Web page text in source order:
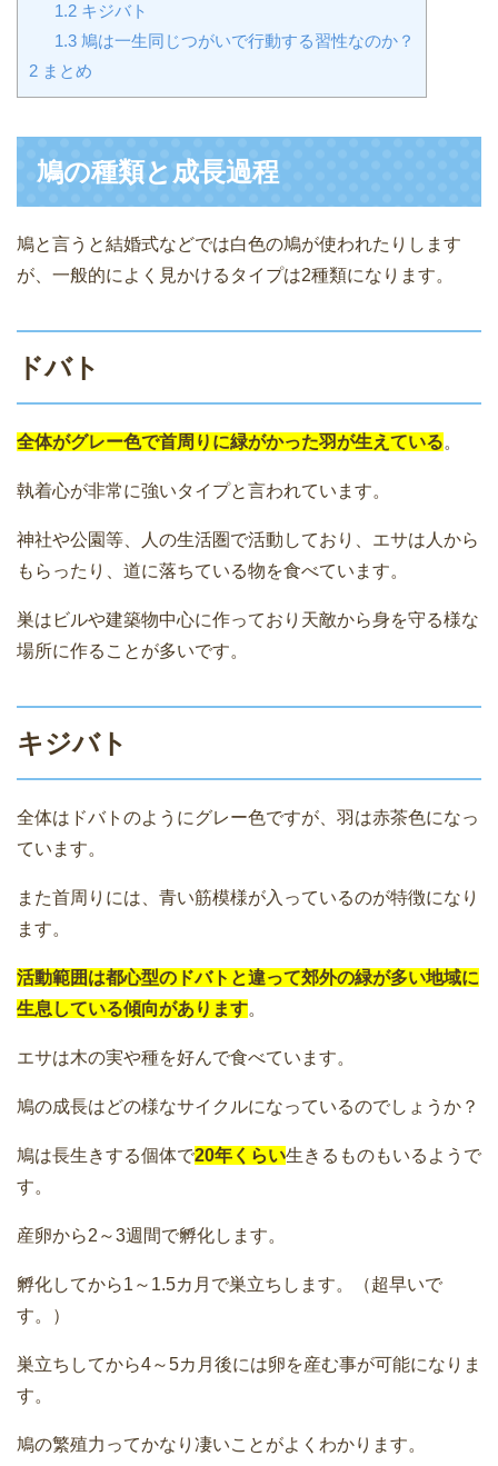
1.2キジバト
1.3鳩は一生同じつがいで行動する習性なのか？
2 まとめ
鳩の種類と成長過程
鳩と言うと結婚式などでは白色の鳩が使われたりします
が、一般的によく見かけるタイプは2種類になります。
ドバト
全体がグレー色で首周りに緑がかった羽が生えている。
執着心が非常に強いタイプと言われています。
神社や公園等、人の生活圏で活動しており、エサは人から
もらったり、道に落ちている物を食べています。
巣はビルや建築物中心に作っており天敵から身を守る様な
場所に作ることが多いです。
キジバト
全体はドバトのようにグレー色ですが、羽は赤茶色になっ
ています。
また首周りには、青い筋模様が入っているのが特徴になり
ます。
活動範囲は都心型のドバトと違って郊外の緑が多い地域に
生息している傾向があります。
エサは木の実や種を好んで食べています。
鳩の成長はどの様なサイクルになっているのでしょうか？
鳩は長生きする個体で20年くらい生きるものもいるようで
す。
産卵から2～3週間で孵化します。
孵化してから1～1.5カ月で巣立ちします。（超早いで
す。）
巣立ちしてから4～5カ月後には卵を産む事が可能になりま
す。
鳩の繁殖力ってかなり凄いことがよくわかります。